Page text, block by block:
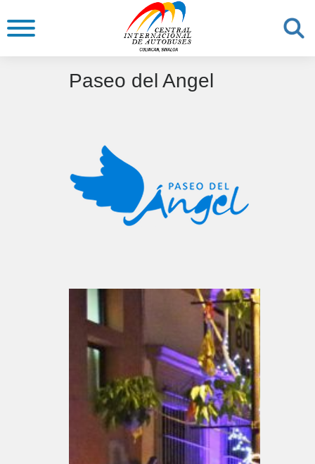
Paseo del Angel